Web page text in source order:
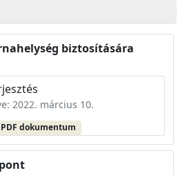
biztosítására
2022. március 10.
PDF dokumentum